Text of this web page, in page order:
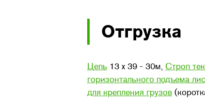
Отгрузка
Цепь13 х 39 - 30м, Строп
горизонтального подъема
для крепления грузов